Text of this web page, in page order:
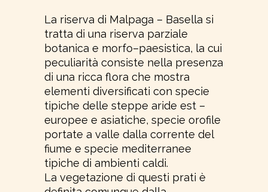
La riserva di Malpaga – Basella si
tratta di una riserva parziale
botanica e morfo–paesistica, la cui
peculiarità consiste nella presenza
di una ricca flora che mostra
elementi diversificati con specie
tipiche delle steppe aride est –
europee e asiatiche, specie orofile
portate a valle dalla corrente del
fiume e specie mediterranee
tipiche di ambienti caldi.
La vegetazione di questi prati è